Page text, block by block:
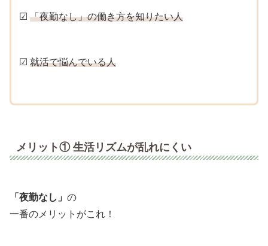
☑ 「夜勤なし」の働き方を知りたい人
☑ 就活で悩んでいる人
メリット① 生活リズムが乱れにくい
「夜勤なし」 の
一番のメリットがこれ！